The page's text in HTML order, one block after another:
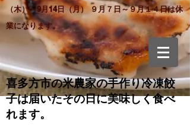
（木）～9月14日（月） ９月７日～９月１４日は休
業になります。
喜多方市の米農家の手作り冷凍餃
子は届いたその日に美味しく食べ
れます。